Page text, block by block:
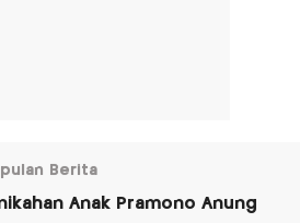
Berita
Anak Pramono Anung